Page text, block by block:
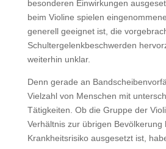
besonderen Einwirkungen
beim Violine spielen
generell geeignet ist, die
Schultergelenkbeschwerden
weiterhin unklar.
Denn gerade an
Vielzahl von Menschen mit
Tätigkeiten. Ob die Gruppe der
Verhältnis zur übrigen Bevölkerung
Krankheitsrisiko ausgesetzt ist,